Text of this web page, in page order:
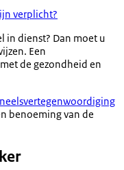
verplicht?
in dienst? Dan moet u
Een
de gezondheid en
benoeming van de